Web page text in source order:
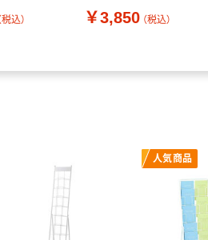
ク×シル
）
税込）
りたたみ ブラック HTB-
2S(BK) 1個
￥3,850 （税込）
人気商品